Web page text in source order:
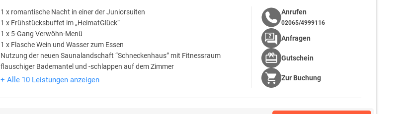
1 x romantische Nacht in einer der Juniorsuiten
1 x Frühstücksbuffet im „HeimatGlück“
1 x 5-Gang Verwöhn-Menü
1 x Flasche Wein und Wasser zum Essen
Nutzung der neuen Saunalandschaft “Schneckenhaus” mit Fitnessraum
flauschiger Bademantel und -schlappen auf dem Zimmer
+ Alle 10 Leistungen anzeigen
Anrufen
02065/4999116
Anfragen
Gutschein
Zur Buchung